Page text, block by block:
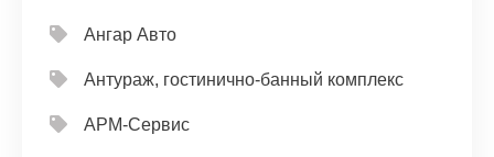
Ангар Авто
Антураж, гостинично-банный комплекс
АРМ-Сервис